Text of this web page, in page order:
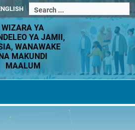
WIZARA YA
YA JAMII,
WANAWAKE
MAKUNDI
MAALUM